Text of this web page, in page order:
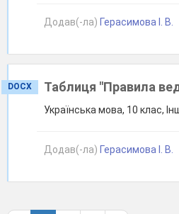
Додав(-ла) Герасимова І. В.
DOCX Таблиця "Правила
Українська мова, 10 клас,
Додав(-ла) Герасимова І. В.